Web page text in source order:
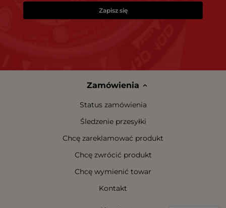
Zapisz się
Zamówienia
Status zamówienia
Śledzenie przesyłki
Chcę zareklamować produkt
Chcę zwrócić produkt
Chcę wymienić towar
Kontakt